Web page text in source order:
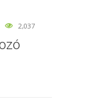
2,037